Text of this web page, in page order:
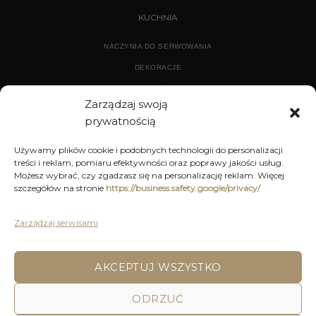
Zarządzaj swoją
prywatnością
Używamy plików cookie i podobnych technologii do personalizacji
treści i reklam, pomiaru efektywności oraz poprawy jakości usług.
Możesz wybrać, czy zgadzasz się na personalizację reklam. Więcej
szczegółów na stronie https://business.safety.google/privacy/
Zarządzaj serwisami
AKCEPTUJ WSZYSTKO
ODRZUĆ
KUCHNIA
NACZYNIA DO SERWOWANIA
DEKORACJE
DEKORACJE
KUCHNIA
POLITYKA PRYWATNOŚCI
REGULAMIN SKLEPU ON-LINE